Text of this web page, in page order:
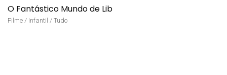
O Fantástico Mundo de Lib
Filme / Infantil / Tudo